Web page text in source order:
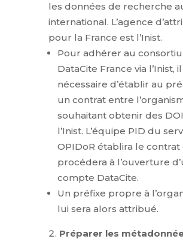
les données de recherche
international. L’agence
pour la France est l’Inist.
Pour adhérer au
DataCite France via l’Inist,
nécessaire d’établir au
un contrat entre
souhaitant obtenir des
l’Inist. L’équipe PID du
OPIDoR établira le contrat
procédera à l’ouverture
compte DataCite.
Un préfixe propre à
lui sera alors attribué.
Préparer les